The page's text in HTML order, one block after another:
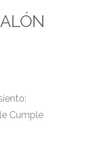
Cumple